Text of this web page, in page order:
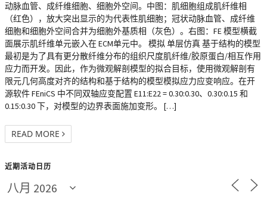
动脉血管、成纤维细胞、细胞外空间。中图：肌细胞组成肌纤维相
（红色），放大突出显示的为代表性肌细胞；冠状动脉血管、成纤维
细胞和细胞外空间合并为细胞外基质相（灰色）。右图：FE 模型横截
面展示肌纤维单元嵌入在 ECM单元中。 模拟 单层仿真 基于结构的模型
最初是为了具有更分散纤维分布的组织尺度肌纤维/胶原蛋白/相互作用
应力而开发。因此，作为微观解剖模型的拟合目标，使用微观解剖有
限元几何高度对齐的结构和基于结构的模型模拟应力应变响应。在开
源软件 FEniCS 中不同双轴应变配置 E11:E22 = 0.30:0.30、0.30:0.15 和
0.15:0.30 下，对模型的边界表面施加变形。 […]
READ MORE
近期活动日历